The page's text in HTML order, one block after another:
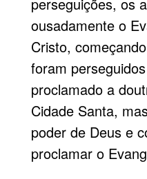
ousadamente o
Cristo,
foram
proclamado a
Cidade Santa,
poder de Deus e
proclamar o